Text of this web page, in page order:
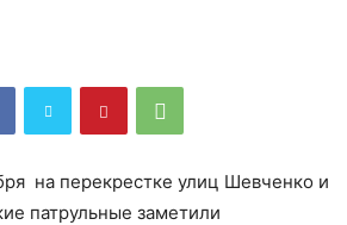
на перекрестке улиц Шевченко и
патрульные заметили